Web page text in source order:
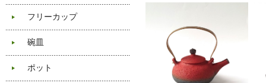
フリーカップ
碗皿
ポット